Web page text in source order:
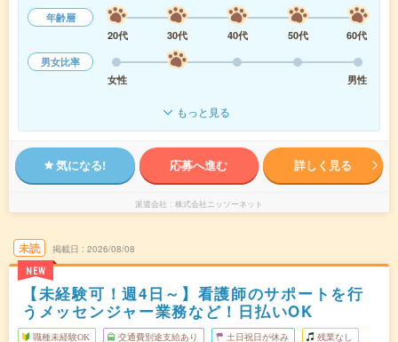
年齢層
20代
30代 40代 50代
60代
男女比率
女性
男性
もっと見る
気になる! 応募へ進む 詳しく見る
派遣会社 株式会社ニッソーネット
未読
NEW
掲載日 2026/08/08
【未経験可！週4日～】看護師のサポートを行
うメッセンジャー業務など！日払いOK
職種未経験OK 交通費別途支給あり 土日祝日が休み 残業なし